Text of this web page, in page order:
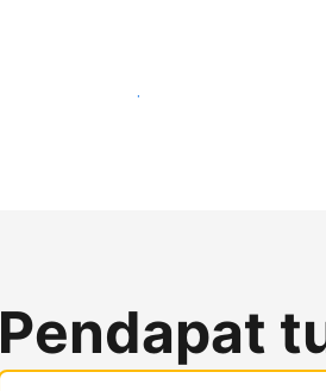
Jangkau tamu baru hari ini
Pendapat